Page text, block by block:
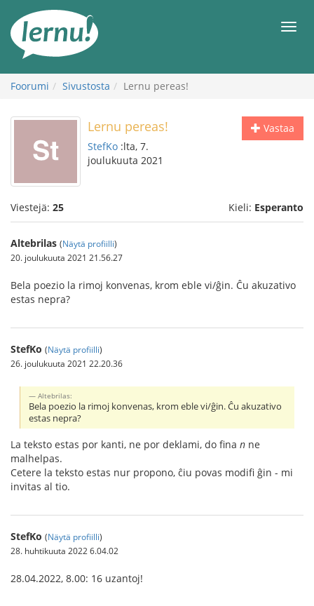
sisältöön
Foorumi Sivustosta Lernu pereas!
Vastaa
Lernu pereas!
StefKo :lta, 7.
joulukuuta 2021
Viestejä: 25 Kieli: Esperanto
Altebrilas (Näytä profiilli)
20. joulukuuta 2021 21.56.27
Bela poezio la rimoj konvenas, krom eble vi/ĝin. Ĉu akuzativo
estas nepra?
StefKo (Näytä profiilli)
26. joulukuuta 2021 22.20.36
Altebrilas:
Bela poezio la rimoj konvenas, krom eble vi/ĝin. Ĉu akuzativo
estas nepra?
La teksto estas por kanti, ne por deklami, do fina n ne
malhelpas.
Cetere la teksto estas nur propono, ĉiu povas modifi ĝin - mi
invitas al tio.
StefKo (Näytä profiilli)
28. huhtikuuta 2022 6.04.02
28.04.2022, 8.00: 16 uzantoj!